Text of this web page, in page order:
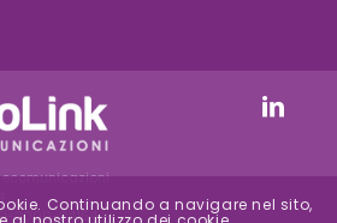
FI-2000-24154 –
Continuando a navigare nel sito,